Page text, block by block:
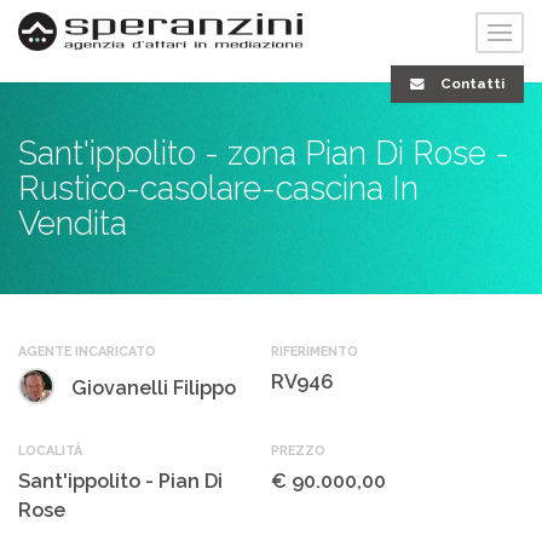
Contatti
Sant'ippolito - zona Pian Di Rose -
Rustico-casolare-cascina In
Vendita
AGENTE INCARICATO
Giovanelli Filippo
RIFERIMENTO
RV946
LOCALITÀ
Sant'ippolito - Pian Di
Rose
PREZZO
€ 90.000,00